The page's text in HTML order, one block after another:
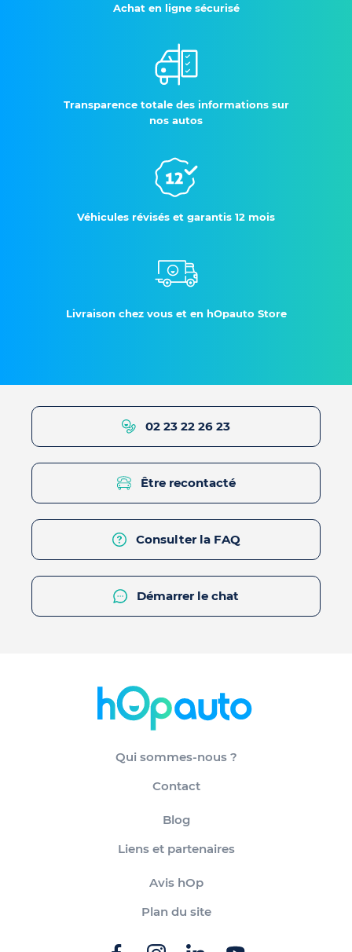
Achat en ligne sécurisé
Transparence totale des informations sur
nos autos
Véhicules révisés et garantis 12 mois
Livraison chez vous et en hOpauto Store
02 23 22 26 23
Être recontacté
Consulter la FAQ
Démarrer le chat
Qui sommes-nous ?
Contact
Blog
Liens et partenaires
Avis hOp
Plan du site